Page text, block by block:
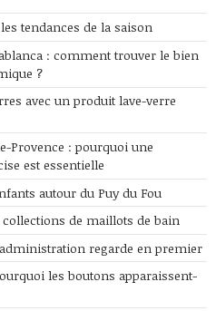
tendances de la saison
: comment trouver le bien
?
avec un produit lave-verre
Provence : pourquoi une
est essentielle
autour du Puy du Fou
de maillots de bain
regarde en premier
les boutons apparaissent-